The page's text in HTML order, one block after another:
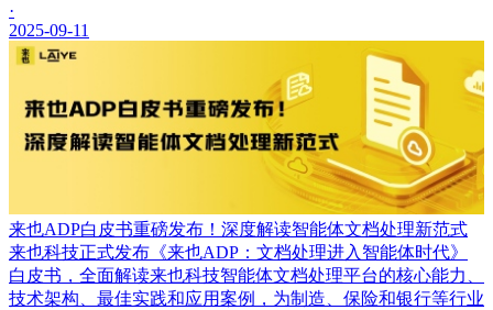
·
2025-09-11
来也ADP白皮书重磅发布！深度解读智能体文档处理新范式
来也科技正式发布《来也ADP：文档处理进入智能体时代》
白皮书，全面解读来也科技智能体文档处理平台的核心能力、
技术架构、最佳实践和应用案例，为制造、保险和银行等行业